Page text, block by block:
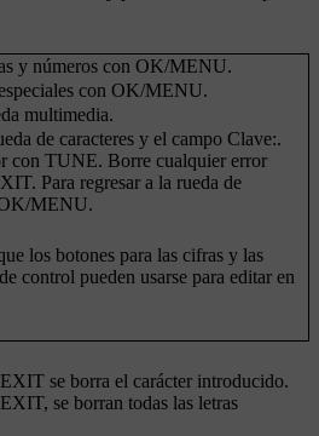
y números con OK/MENU.
con OK/MENU.
multimedia.
de caracteres y el campo Clave:.
con TUNE. Borre cualquier error
. Para regresar a la rueda de
MENU.
los botones para las cifras y las
control pueden usarse para editar en
EXIT se borra el carácter introducido.
EXIT, se borran todas las letras